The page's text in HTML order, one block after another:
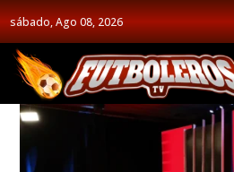
sábado, Ago 08, 2026